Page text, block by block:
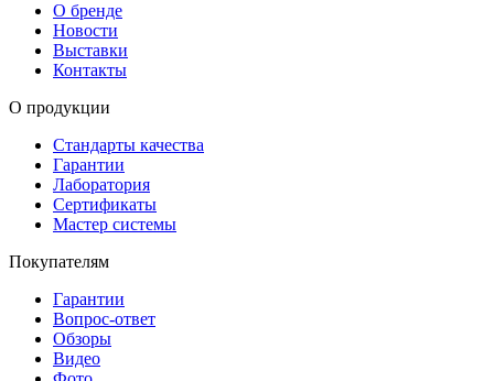
О бренде
Новости
Выставки
Контакты
О продукции
Стандарты качества
Гарантии
Лаборатория
Сертификаты
Мастер системы
Покупателям
Гарантии
Вопрос-ответ
Обзоры
Видео